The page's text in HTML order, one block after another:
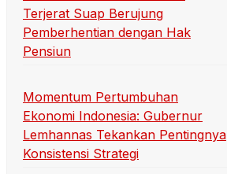
Terjerat Suap Berujung
Pemberhentian dengan Hak
Pensiun
Momentum Pertumbuhan
Ekonomi Indonesia: Gubernur
Lemhannas Tekankan Pentingnya
Konsistensi Strategi